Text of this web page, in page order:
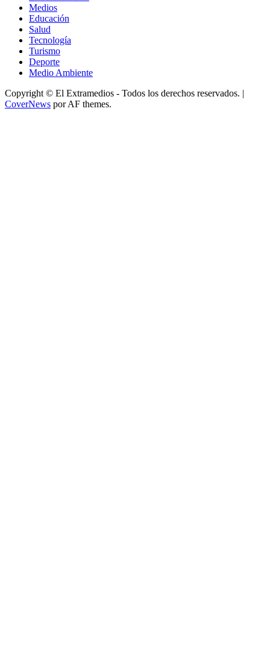
Medios
Educación
Salud
Tecnología
Turismo
Deporte
Medio Ambiente
Copyright © El Extramedios - Todos los derechos reservados. |
CoverNews por AF themes.